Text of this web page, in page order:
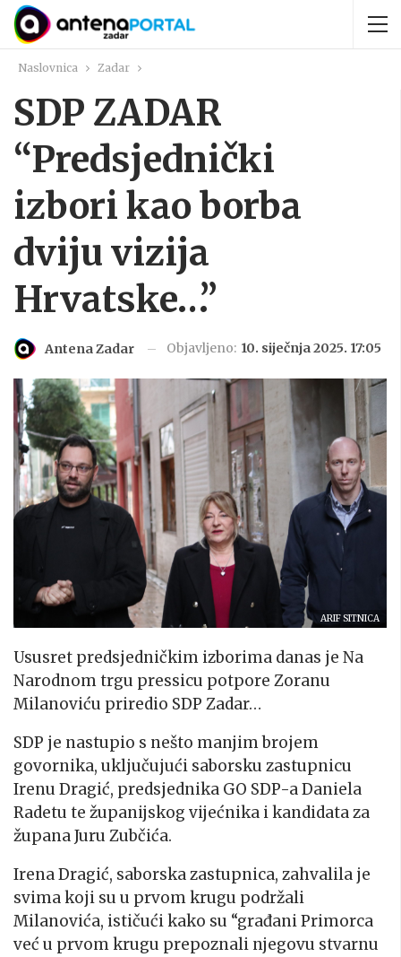
Naslovnica Zadar
SDP ZADAR
“Predsjednički
izbori kao borba
dviju vizija
Hrvatske…”
Antena Zadar Objavljeno: 10. siječnja 2025. 17:05
ARIF SITNICA
Ususret predsjedničkim izborima danas je Na
Narodnom trgu pressicu potpore Zoranu
Milanoviću priredio SDP Zadar…
SDP je nastupio s nešto manjim brojem
govornika, uključujući saborsku zastupnicu
Irenu Dragić, predsjednika GO SDP-a Daniela
Radetu te županijskog vijećnika i kandidata za
župana Juru Zubčića.
Irena Dragić, saborska zastupnica, zahvalila je
svima koji su u prvom krugu podržali
Milanovića, ističući kako su “građani Primorca
već u prvom krugu prepoznali njegovu stvarnu